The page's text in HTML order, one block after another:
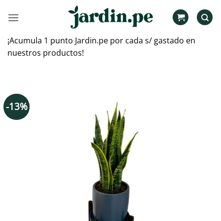
¡Acumula 1 punto Jardin.pe por cada s/ gastado en
nuestros productos!
-13%